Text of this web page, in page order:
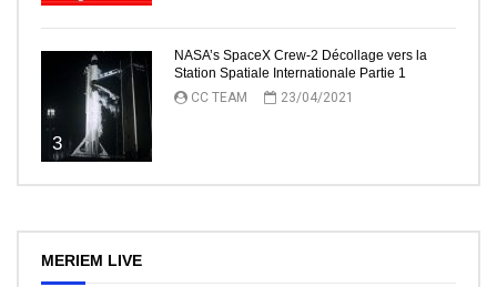
3
NASA’s SpaceX Crew-2 Décollage vers la
Station Spatiale Internationale Partie 1
CC TEAM
23/04/2021
MERIEM LIVE